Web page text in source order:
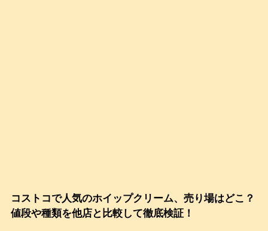
コストコで人気のホイップクリーム、売り場はどこ？
値段や種類を他店と比較して徹底検証！